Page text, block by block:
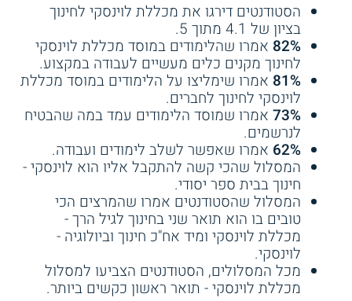
הסטודנטים דירגו את מכללת לוינסקי לחינוך
בציון של 4.1 מתוך 5.
82% אמרו שהלימודים במוסד מכללת לוינסקי
לחינוך מקנים כלים מעשיים לעבודה במקצוע.
81% אמרו שימליצו על הלימודים במוסד מכללת
לוינסקי לחינוך לחברים.
73% אמרו שמוסד הלימודים עמד במה שהבטיח
לנרשמים.
62% אמרו שאפשר לשלב לימודים ועבודה.
המסלול שהכי קשה להתקבל אליו הוא לוינסקי -
חינוך בבית ספר יסודי.
המסלול שהסטודנטים אמרו שהמרצים הכי
טובים בו הוא תואר שני בחינוך לגיל הרך -
מכללת לוינסקי ומיד אח"כ חינוך וביולוגיה -
לוינסקי.
מכל המסלולים, הסטודנטים הצביעו למסלול
מכללת לוינסקי - תואר ראשון כקשים ביותר.